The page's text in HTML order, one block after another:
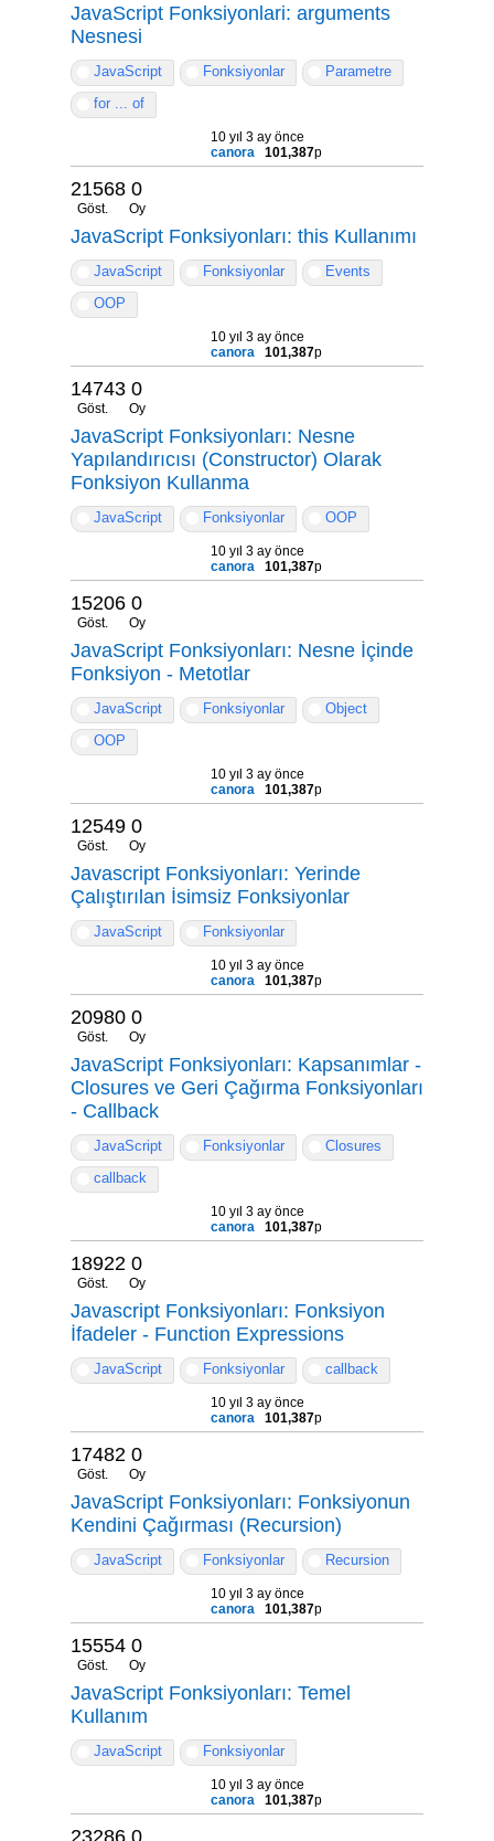
JavaScript Fonksiyonlari: arguments
Nesnesi
JavaScript Fonksiyonlar
Parametre
for ... of
10 yıl 3 ay önce
canora
101,387p
21568
Göst.
0
Oy
JavaScript Fonksiyonları: this Kullanımı
JavaScript Fonksiyonlar
Events
OOP
10 yıl 3 ay önce
canora
101,387p
14743
Göst.
0
Oy
JavaScript Fonksiyonları: Nesne
Yapılandırıcısı (Constructor) Olarak
Fonksiyon Kullanma
JavaScript Fonksiyonlar OOP
10 yıl 3 ay önce
canora
101,387p
15206
Göst.
0
Oy
JavaScript Fonksiyonları: Nesne İçinde
Fonksiyon - Metotlar
JavaScript Fonksiyonlar
Object
OOP
10 yıl 3 ay önce
canora
101,387p
12549
Göst.
0
Oy
Javascript Fonksiyonları: Yerinde
Çalıştırılan İsimsiz Fonksiyonlar
JavaScript Fonksiyonlar
10 yıl 3 ay önce
canora
101,387p
20980
Göst.
0
Oy
JavaScript Fonksiyonları: Kapsanımlar -
Closures ve Geri Çağırma Fonksiyonları
- Callback
JavaScript Fonksiyonlar
Closures
callback
10 yıl 3 ay önce
canora
101,387p
18922
Göst.
0
Oy
Javascript Fonksiyonları: Fonksiyon
İfadeler - Function Expressions
JavaScript Fonksiyonlar callback
10 yıl 3 ay önce
canora
101,387p
17482
Göst.
0
Oy
JavaScript Fonksiyonları: Fonksiyonun
Kendini Çağırması (Recursion)
JavaScript Fonksiyonlar Recursion
10 yıl 3 ay önce
canora
101,387p
15554
Göst.
0
Oy
JavaScript Fonksiyonları: Temel
Kullanım
JavaScript Fonksiyonlar
10 yıl 3 ay önce
canora
101,387p
23286 0